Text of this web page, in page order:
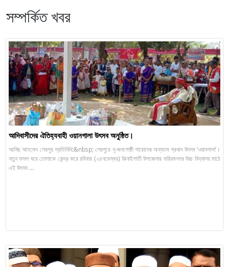
সম্পর্কিত খবর
আদিবাসীদের ঐতিহ্যবাহী ওয়ানগালা উৎসব অনুষ্ঠিত।
আনিছ আহমেদ শেরপুর প্রতিনিধি:&nbsp; শেরপুরে নৃ-জনগোষ্ঠী গারোদের অন্যতম প্রধান উৎসব ‘ওয়ানগালা’।
নতুন ফসল ঘরে তোলাকে কেন্দ্র করে রবিবার (২৪নভেম্বর) ঝিনাইগাতী উপজেলার মরিয়মনগর উচ্চ বিদ্যালয় মাঠে
এই উৎসব ...